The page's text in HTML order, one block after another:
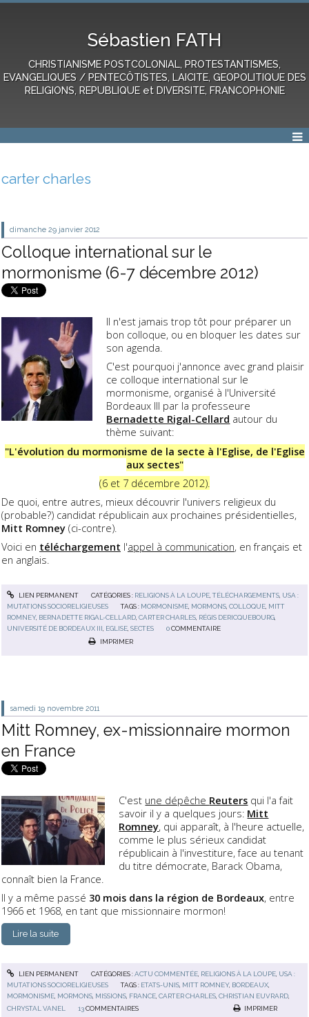
Sébastien FATH
CHRISTIANISME POSTCOLONIAL, PROTESTANTISMES,
EVANGELIQUES / PENTECÔTISTES, LAICITE, GEOPOLITIQUE DES
RELIGIONS, REPUBLIQUE et DIVERSITE, FRANCOPHONIE
carter charles
dimanche 29 janvier 2012
Colloque international sur le
mormonisme (6-7 décembre 2012)
Il n'est jamais trop tôt pour préparer un
bon colloque, ou en bloquer les dates sur
son agenda.
C'est pourquoi j'annonce avec grand plaisir
ce colloque international sur le
mormonisme, organisé à l'Université
Bordeaux III par la professeure
Bernadette Rigal-Cellard autour du
thème suivant:
"L'évolution du mormonisme de la secte à l'Eglise, de l'Eglise
aux sectes"
(6 et 7 décembre 2012).
De quoi, entre autres, mieux découvrir l'univers religieux du
(probable?) candidat républicain aux prochaines présidentielles,
Mitt Romney (ci-contre).
Voici en téléchargement l'appel à communication, en français et
en anglais.
LIEN PERMANENT CATÉGORIES : RELIGIONS À LA LOUPE,TÉLÉCHARGEMENTS, USA :
MUTATIONS SOCIORELIGIEUSES
TAGS : MORMONISME, MORMONS,COLLOQUE, MITT
ROMNEY, BERNADETTE RIGAL-CELLARD,CARTER CHARLES, RÉGIS DERICQUEBOURG,
UNIVERSITÉ DE BORDEAUX III, EGLISE,SECTES 0 COMMENTAIRE
IMPRIMER
samedi 19 novembre 2011
Mitt Romney, ex-missionnaire mormon
en France
C'est une dépêche Reuters qui l'a fait
savoir il y a quelques jours: Mitt
Romney, qui apparaît, à l'heure actuelle,
comme le plus sérieux candidat
républicain à l'investiture, face au tenant
du titre démocrate, Barack Obama,
connaît bien la France.
Il y a même passé 30 mois dans la région de Bordeaux, entre
1966 et 1968, en tant que missionnaire mormon!
Lire la suite
LIEN PERMANENT CATÉGORIES :ACTU COMMENTÉE, RELIGIONS À LA LOUPE, USA :
MUTATIONS SOCIORELIGIEUSES
TAGS : ETATS-UNIS MITT ROMNEY, BORDEAUX
MORMONISME MORMONS MISSIONS FRANCE ,CARTER CHARLES ,CHRISTIAN EUVRARD
CHRYSTAL VANEL
13 COMMENTAIRES IMPRIMER